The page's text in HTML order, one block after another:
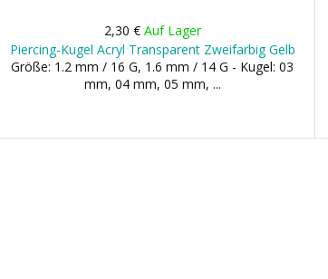
2,30 € Auf Lager
Piercing-Kugel Acryl Transparent Zweifarbig Gelb
Größe: 1.2 mm / 16 G, 1.6 mm / 14 G - Kugel: 03
mm, 04 mm, 05 mm, ...